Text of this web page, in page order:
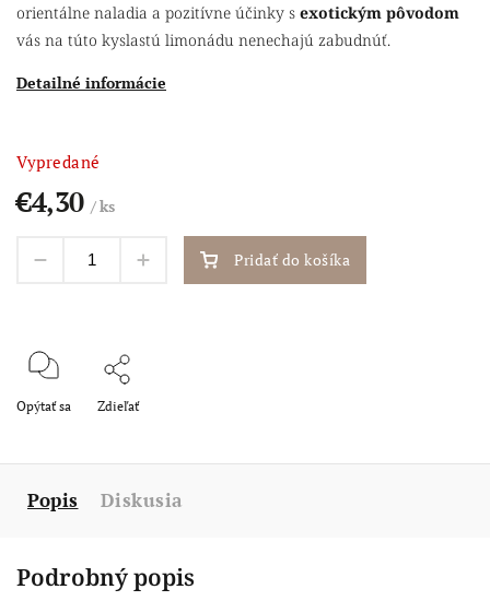
orientálne naladia a pozitívne účinky s exotickým pôvodom
vás na túto kyslastú limonádu nenechajú zabudnúť.
Detailné informácie
€4,30 / ks
Vypredané
Pridať do košíka
Opýtať sa Zdieľať
Popis Diskusia
Podrobný popis